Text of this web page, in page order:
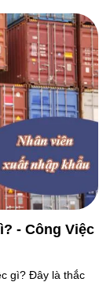
- Công Việc
gì? Đây là thắc